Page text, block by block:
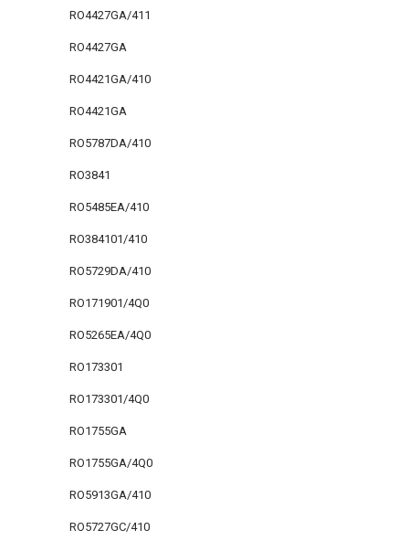
RO4427GA/411
RO4427GA
RO4421GA/410
RO4421GA
RO5787DA/410
RO3841
RO5485EA/410
RO384101/410
RO5729DA/410
RO171901/4Q0
RO5265EA/4Q0
RO173301
RO173301/4Q0
RO1755GA
RO1755GA/4Q0
RO5913GA/410
RO5727GC/410